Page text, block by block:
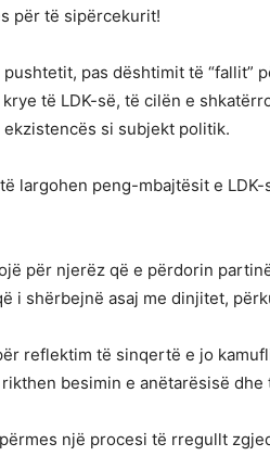
për të sipërcekurit!
pushtetit, pas dështimit të “fallit”
të LDK-së, të cilën e
si subjekt politik.
largohen peng-mbajtësit e
për njerëz që e përdorin
i shërbejnë asaj me dinjitet,
reflektim të sinqertë e jo
besimin e anëtarësisë
një procesi të rregullt